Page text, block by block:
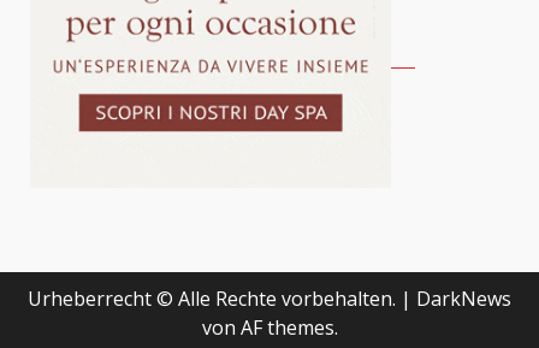
Urheberrecht © Alle Rechte vorbehalten. | DarkNews
von AF themes.